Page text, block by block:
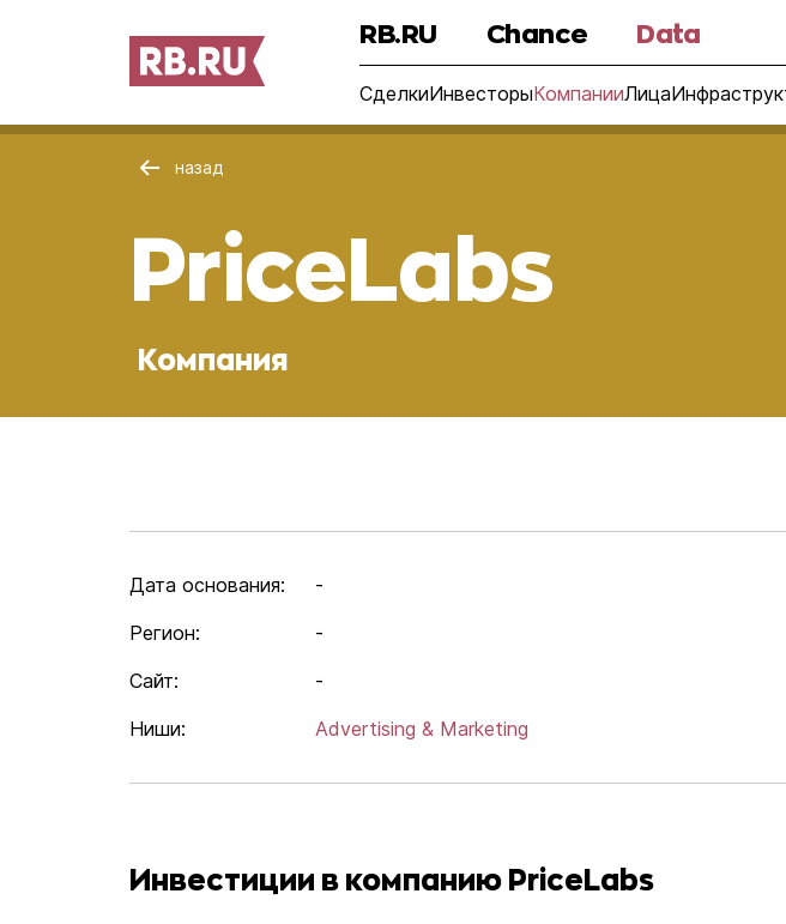
RB.RU Chance Data
СделкиИнвесторыКомпанииЛица
назад
PriceLabs
Компания
Дата основания:
-
Регион:
-
Сайт:
-
Ниши:
Advertising & Marketing
Инвестиции в компанию PriceLabs